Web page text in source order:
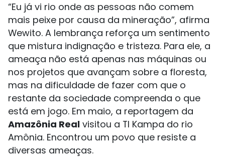
“Eu já vi rio onde as pessoas não comem
mais peixe por causa da mineração”, afirma
Wewito. A lembrança reforça um sentimento
que mistura indignação e tristeza. Para ele, a
ameaça não está apenas nas máquinas ou
nos projetos que avançam sobre a floresta,
mas na dificuldade de fazer com que o
restante da sociedade compreenda o que
está em jogo. Em maio, a reportagem da
Amazônia Real visitou a TI Kampa do rio
Amônia. Encontrou um povo que resiste a
diversas ameaças.